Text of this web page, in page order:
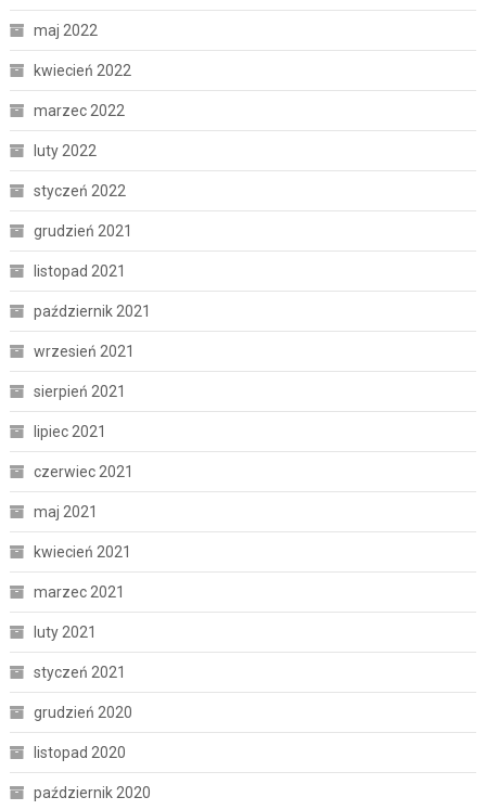
maj 2022
kwiecień 2022
marzec 2022
luty 2022
styczeń 2022
grudzień 2021
listopad 2021
październik 2021
wrzesień 2021
sierpień 2021
lipiec 2021
czerwiec 2021
maj 2021
kwiecień 2021
marzec 2021
luty 2021
styczeń 2021
grudzień 2020
listopad 2020
październik 2020